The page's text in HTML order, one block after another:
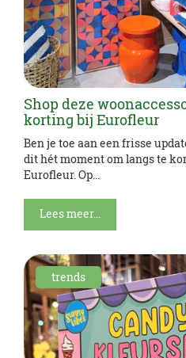
Shop deze
korting bij Eurofleur
Ben je toe aan een frisse
dit hét moment om langs te
Eurofleur. Op...
Lees meer...
trends